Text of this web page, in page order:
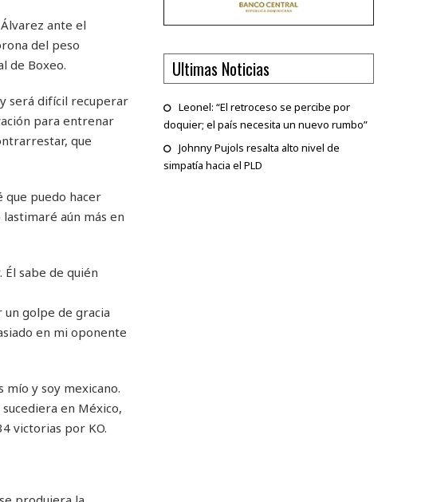
ante el
del peso
de Boxeo.
será difícil recuperar
para entrenar
que
que puedo hacer
aún más en
sabe de quién
golpe de gracia
en mi oponente
y soy mexicano.
en México,
victorias por KO.
Ultimas Noticias
Leonel: “El retroceso se percibe por
doquier; el país necesita un nuevo rumbo”
Johnny Pujols resalta alto nivel de
simpatía hacia el PLD